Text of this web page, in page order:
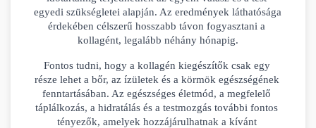
egyedi szükségletei alapján. Az eredmények láthatósága
érdekében célszerű hosszabb távon fogyasztani a
kollagént, legalább néhány hónapig.
Fontos tudni, hogy a kollagén kiegészítők csak egy
része lehet a bőr, az ízületek és a körmök egészségének
fenntartásában. Az egészséges életmód, a megfelelő
táplálkozás, a hidratálás és a testmozgás további fontos
tényezők, amelyek hozzájárulhatnak a kívánt